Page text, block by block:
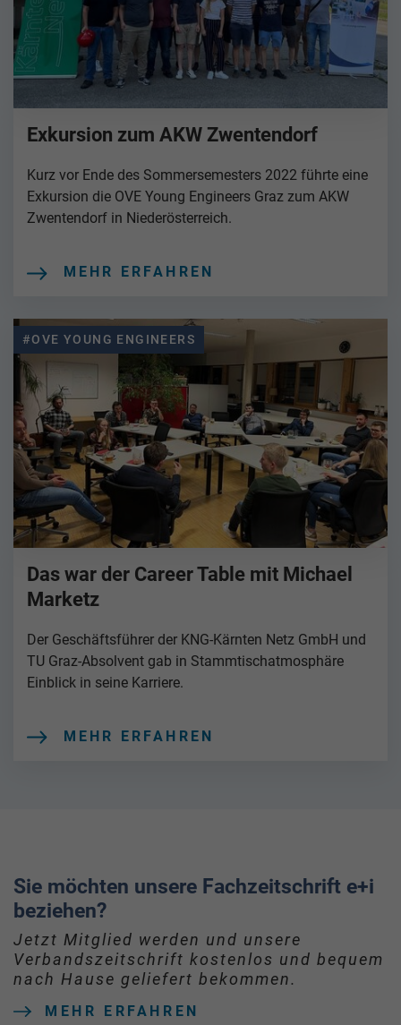
Exkursion zum AKW Zwentendorf
Kurz vor Ende des Sommersemesters 2022 führte eine
Exkursion die OVE Young Engineers Graz zum AKW
Zwentendorf in Niederösterreich.
MEHR ERFAHREN
#OVE YOUNG ENGINEERS
Das war der Career Table mit Michael
Marketz
Der Geschäftsführer der KNG-Kärnten Netz GmbH und
TU Graz-Absolvent gab in Stammtischatmosphäre
Einblick in seine Karriere.
MEHR ERFAHREN
Sie möchten unsere Fachzeitschrift e+i
beziehen?
Jetzt Mitglied werden und unsere
Verbandszeitschrift kostenlos und bequem
nach Hause geliefert bekommen.
MEHR ERFAHREN